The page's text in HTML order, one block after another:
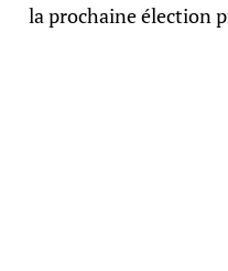
la prochaine élection